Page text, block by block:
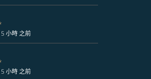
小時 之前
小時 之前